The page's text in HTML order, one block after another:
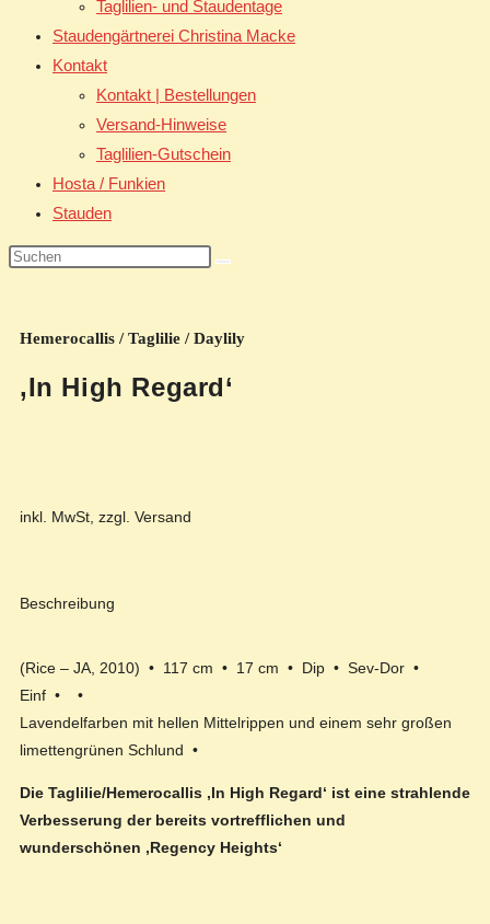
Taglilien- und Staudentage
Staudengärtnerei Christina Macke
Kontakt
Kontakt | Bestellungen
Versand-Hinweise
Taglilien-Gutschein
Hosta / Funkien
Stauden
Hemerocallis / Taglilie / Daylily
‚In High Regard‘
inkl. MwSt, zzgl. Versand
Beschreibung
(Rice – JA, 2010) • 117 cm • 17 cm • Dip • Sev-Dor •
Einf • •
Lavendelfarben mit hellen Mittelrippen und einem sehr großen
limettengrünen Schlund •
Die Taglilie/Hemerocallis ‚In High Regard‘ ist eine strahlende
Verbesserung der bereits vortrefflichen und
wunderschönen ‚Regency Heights‘